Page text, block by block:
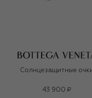
Солнцезащитные
43 900 ₽